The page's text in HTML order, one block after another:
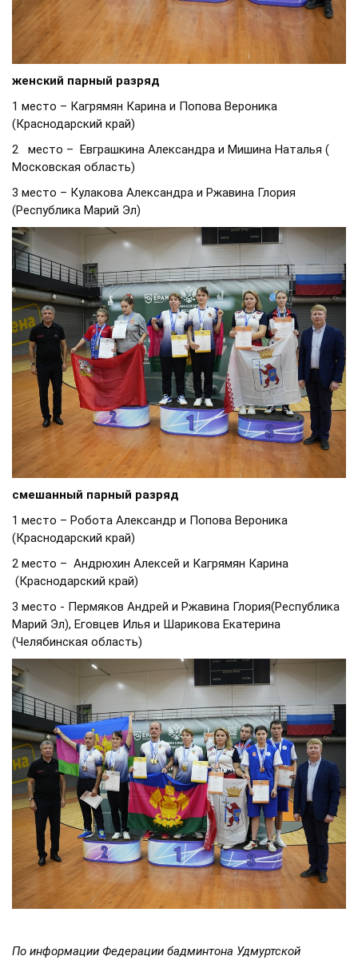
женский парный разряд
1 место – Кагрямян Карина и Попова Вероника
(Краснодарский край)
2 место – Евграшкина Александра и Мишина Наталья (
Московская область)
3 место – Кулакова Александра и Ржавина Глория
(Республика Марий Эл)
смешанный парный разряд
1 место – Робота Александр и Попова Вероника
(Краснодарский край)
2 место – Андрюхин Алексей и Кагрямян Карина
(Краснодарский край)
3 место - Пермяков Андрей и Ржавина Глория(Республика
Марий Эл), Еговцев Илья и Шарикова Екатерина
(Челябинская область)
По информации Федерации бадминтона Удмуртской